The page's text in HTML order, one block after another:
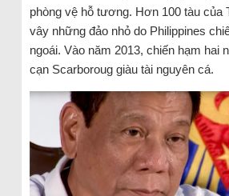
phòng vệ hỗ tương. Hơn 100 tàu của
vây những đảo nhỏ do Philippines
ngoái. Vào năm 2013, chiến hạm hai
cạn Scarboroug giàu tài nguyên cá.